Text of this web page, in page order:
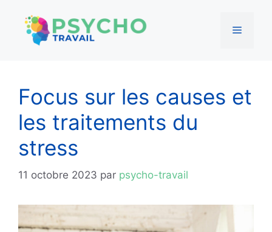
contenu
Menu
Focus sur les causes et
les traitements du
stress
11 octobre 2023 par psycho-travail